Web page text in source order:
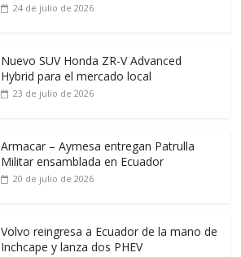
24 de julio de 2026
Nuevo SUV Honda ZR-V Advanced
Hybrid para el mercado local
23 de julio de 2026
Armacar – Aymesa entregan Patrulla
Militar ensamblada en Ecuador
20 de julio de 2026
Volvo reingresa a Ecuador de la mano de
Inchcape y lanza dos PHEV